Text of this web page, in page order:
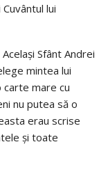
lui
Sfânt Andrei
mintea lui
carte mare cu
nu putea să o
erau scrise
şi toate